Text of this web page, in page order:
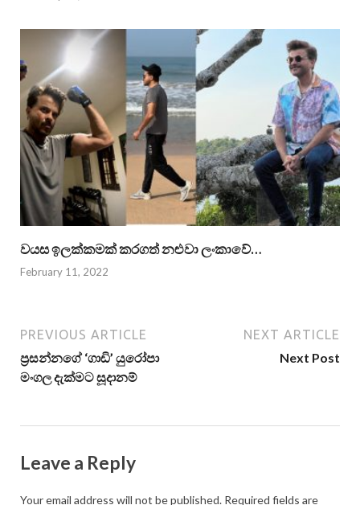
වයස ඉලක්කමක් කරගත් නළුවා ලංකාවේ…
February 11, 2022
PREVIOUS ARTICLE
ප්‍රසන්නගේ ‘ගාඩි’ යුරෝපා
මංගල දැක්මට සූදානම්
NEXT ARTICLE
Next Post
Leave a Reply
Your email address will not be published. Required fields are